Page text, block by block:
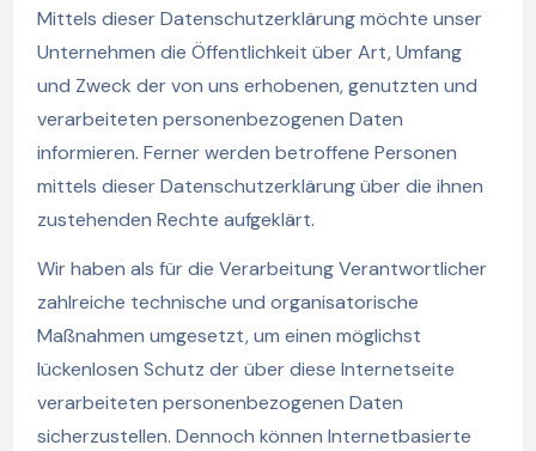
Mittels dieser Datenschutzerklärung möchte unser
Unternehmen die Öffentlichkeit über Art, Umfang
und Zweck der von uns erhobenen, genutzten und
verarbeiteten personenbezogenen Daten
informieren. Ferner werden betroffene Personen
mittels dieser Datenschutzerklärung über die ihnen
zustehenden Rechte aufgeklärt.
Wir haben als für die Verarbeitung Verantwortlicher
zahlreiche technische und organisatorische
Maßnahmen umgesetzt, um einen möglichst
lückenlosen Schutz der über diese Internetseite
verarbeiteten personenbezogenen Daten
sicherzustellen. Dennoch können Internetbasierte